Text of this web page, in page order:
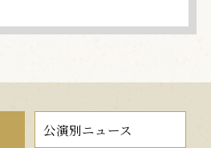
公演別ニュース